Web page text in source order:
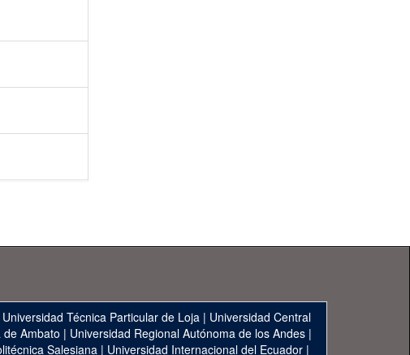
Universidad Técnica Particular de Loja | Universidad Central
de Ambato | Universidad Regional Autónoma de los Andes|
Salesiana| Universidad Internacional del Ecuador|